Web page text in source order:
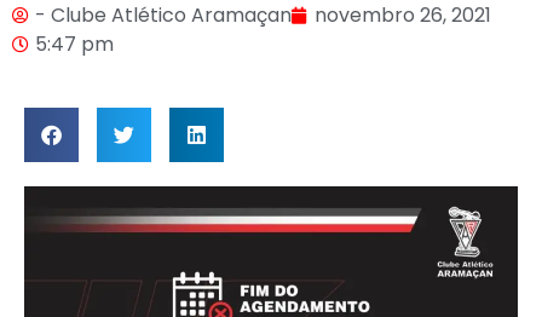
- Clube Atlético Aramaçan
novembro 26, 2021
5:47 pm